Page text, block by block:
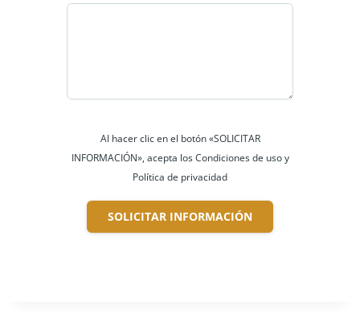
Al hacer clic en el botón «SOLICITAR
INFORMACIÓN», acepta los Condiciones de uso y
Política de privacidad
SOLICITAR INFORMACIÓN